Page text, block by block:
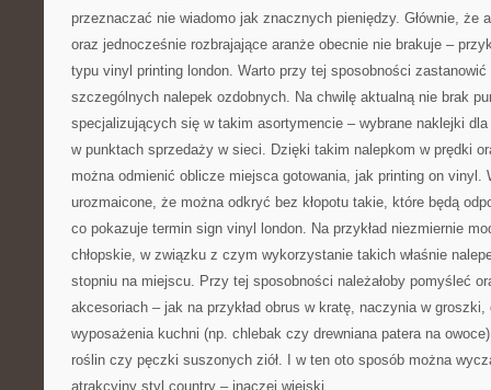
przeznaczać nie wiadomo jak znacznych pieniędzy. Głównie, że
oraz jednocześnie rozbrajające aranże obecnie nie brakuje –
typu vinyl printing london. Warto przy tej sposobności
szczególnych nalepek ozdobnych. Na chwilę aktualną nie brak
specjalizujących się w takim asortymencie – wybrane naklejki
w punktach sprzedaży w sieci. Dzięki takim nalepkom w prędki
można odmienić oblicze miejsca gotowania, jak printing on vinyl.
urozmaicone, że można odkryć bez kłopotu takie, które będą
co pokazuje termin sign vinyl london. Na przykład niezmiernie
chłopskie, w związku z czym wykorzystanie takich właśnie
stopniu na miejscu. Przy tej sposobności należałoby pomyśleć
akcesoriach – jak na przykład obrus w kratę, naczynia w groszki,
wyposażenia kuchni (np. chlebak czy drewniana patera na
roślin czy pęczki suszonych ziół. I w ten oto sposób można
atrakcyjny styl country – inaczej wiejski.